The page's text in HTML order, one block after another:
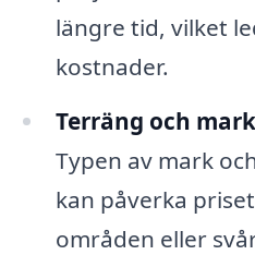
längre tid, vilket
kostnader.
Terräng och
Typen av mark
kan påverka
områden eller